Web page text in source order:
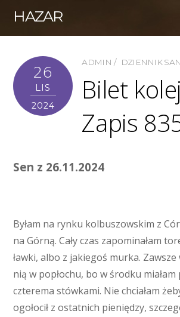
HAZAR
26
LIS
2024
ADMIN DZIENNIK
Bilet
Zapis
Sen z 26.11.2024
Byłam na rynku kolbuszowskim z
na Górną. Cały czas zapominałam
ławki, albo z jakiegoś murka. Zawsze
nią w popłochu, bo w środku
czterema stówkami. Nie chciałam
ogołocił z ostatnich pieniędzy,